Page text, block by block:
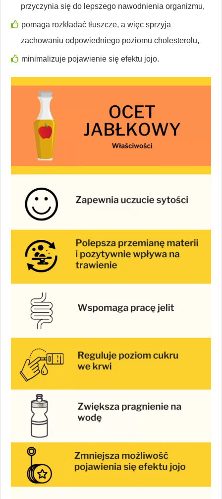
przyczynia się do lepszego nawodnienia organizmu,
pomaga rozkładać tłuszcze, a więc sprzyja
zachowaniu odpowiedniego poziomu cholesterolu,
minimalizuje pojawienie się efektu jojo.